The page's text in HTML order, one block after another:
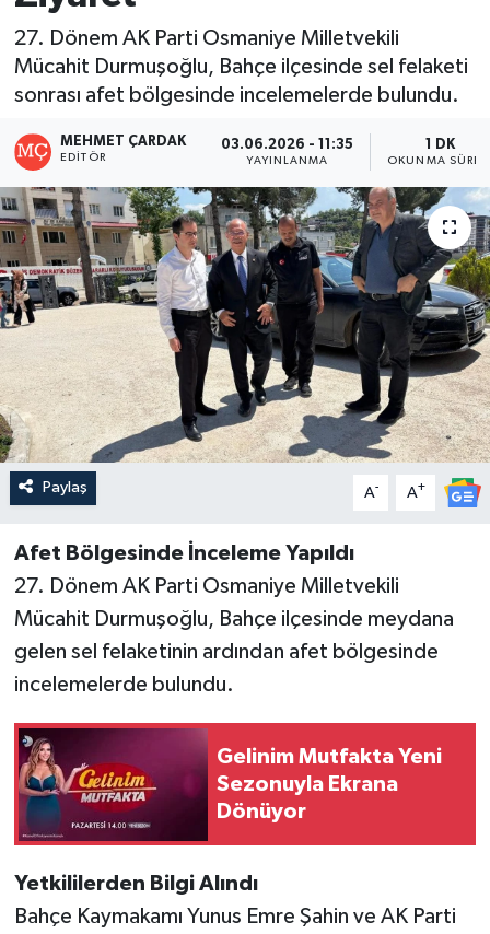
27. Dönem AK Parti Osmaniye Milletvekili
Mücahit Durmuşoğlu, Bahçe ilçesinde sel felaketi
sonrası afet bölgesinde incelemelerde bulundu.
MEHMET ÇARDAK
EDITÖR
03.06.2026 - 11:35
YAYINLANMA
1 DK
OKUNMA
Paylaş A- A+
Afet Bölgesinde İnceleme Yapıldı
27. Dönem AK Parti Osmaniye Milletvekili
Mücahit Durmuşoğlu, Bahçe ilçesinde meydana
gelen sel felaketinin ardından afet bölgesinde
incelemelerde bulundu.
Gelinim Mutfakta Yeni
Sezonuyla Ekrana
Dönüyor
Yetkililerden Bilgi Alındı
Bahçe Kaymakamı Yunus Emre Şahin ve AK Parti